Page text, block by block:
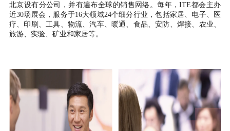
北京设有分公司，并有遍布全球的销售网络。每年，ITE都会主办
近30场展会，服务于16大领域24个细分行业，包括家居、电子、医
疗、印刷、工具、物流、汽车、暖通、食品、安防、焊接、农业、
旅游、实验、矿业和家居等。